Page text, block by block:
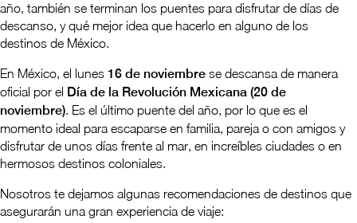
año, también se terminan los puentes para disfrutar de días de
descanso, y qué mejor idea que hacerlo en alguno de los
destinos de México.
En México, el lunes 16 de noviembre se descansa de manera
oficial por el Día de la Revolución Mexicana (20 de
noviembre). Es el último puente del año, por lo que es el
momento ideal para escaparse en familia, pareja o con amigos y
disfrutar de unos días frente al mar, en increíbles ciudades o en
hermosos destinos coloniales.
Nosotros te dejamos algunas recomendaciones de destinos que
asegurarán una gran experiencia de viaje: